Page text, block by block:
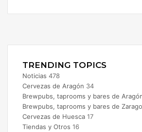
TRENDING TOPICS
Noticias 478
Cervezas de Aragón 34
Brewpubs, taprooms y bares de
Brewpubs, taprooms y bares de
Cervezas de Huesca 17
Tiendas y Otros 16